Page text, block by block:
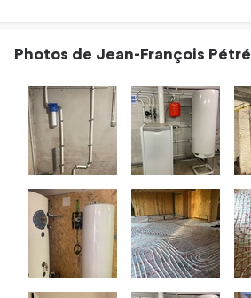
Photos de Jean-François Pétré